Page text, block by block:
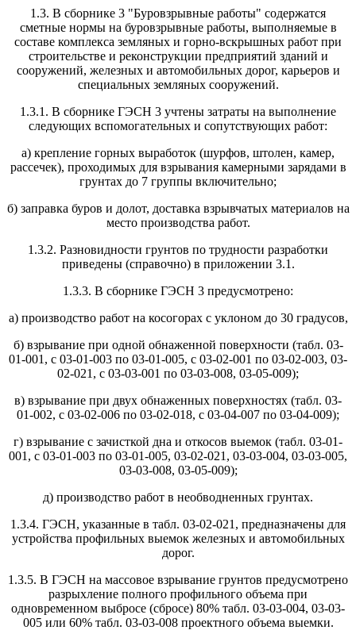
1.3. В сборнике 3 "Буровзрывные работы" содержатся
сметные нормы на буровзрывные работы, выполняемые в
составе комплекса земляных и горно-вскрышных работ при
строительстве и реконструкции предприятий зданий и
сооружений, железных и автомобильных дорог, карьеров и
специальных земляных сооружений.
1.3.1. В сборнике ГЭСН 3 учтены затраты на выполнение
следующих вспомогательных и сопутствующих работ:
а) крепление горных выработок (шурфов, штолен, камер,
рассечек), проходимых для взрывания камерными зарядами в
грунтах до 7 группы включительно;
б) заправка буров и долот, доставка взрывчатых материалов на
место производства работ.
1.3.2. Разновидности грунтов по трудности разработки
приведены (справочно) в приложении 3.1.
1.3.3. В сборнике ГЭСН 3 предусмотрено:
а) производство работ на косогорах с уклоном до 30 градусов,
б) взрывание при одной обнаженной поверхности (табл. 03-
01-001, с 03-01-003 по 03-01-005, с 03-02-001 по 03-02-003, 03-
02-021, с 03-03-001 по 03-03-008, 03-05-009);
в) взрывание при двух обнаженных поверхностях (табл. 03-
01-002, с 03-02-006 по 03-02-018, с 03-04-007 по 03-04-009);
г) взрывание с зачисткой дна и откосов выемок (табл. 03-01-
001, с 03-01-003 по 03-01-005, 03-02-021, 03-03-004, 03-03-005,
03-03-008, 03-05-009);
д) производство работ в необводненных грунтах.
1.3.4. ГЭСН, указанные в табл. 03-02-021, предназначены для
устройства профильных выемок железных и автомобильных
дорог.
1.3.5. В ГЭСН на массовое взрывание грунтов предусмотрено
разрыхление полного профильного объема при
одновременном выбросе (сбросе) 80% табл. 03-03-004, 03-03-
005 или 60% табл. 03-03-008 проектного объема выемки.